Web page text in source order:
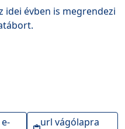
idei évben is megrendezi
url vágólapra